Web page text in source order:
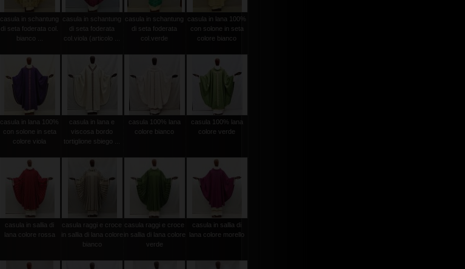
casula in schantung
di seta foderata col.
bianco ...
casula in schantung
di seta foderata
col.viola (articolo ...
casula in schantung
di seta foderata
col.verde
casula in lana 100%
con solone in seta
colore bianco
casula in lana 100%
con solone in seta
colore viola
casula in lana e
viscosa bordo
tortiglione sbiego ...
casula 100% lana
colore bianco
casula 100% lana
colore verde
casula in sallia di
lana colore rossa
casula raggi e croce
in sallia di lana colore
bianco
casula raggi e croce
in sallia di lana colore
verde
casula in sallia di
lana colore morello